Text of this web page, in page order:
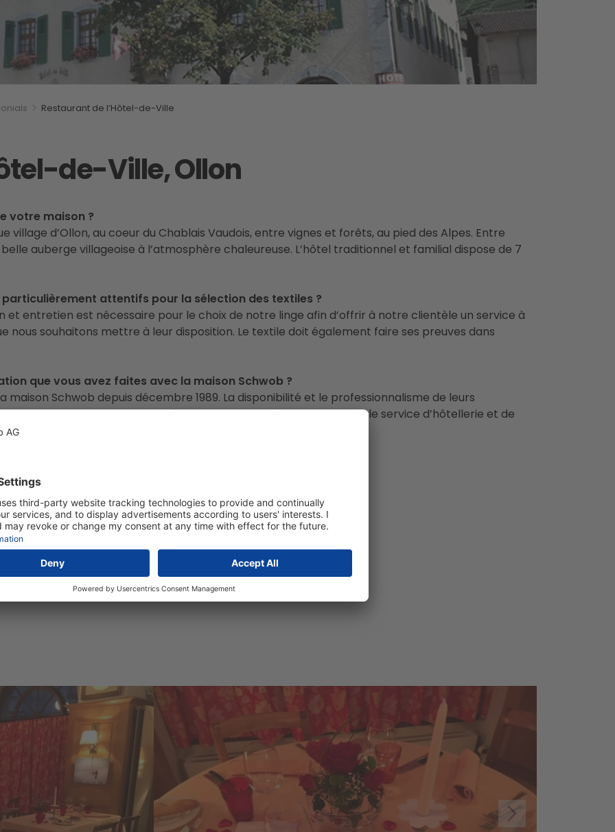
Restaurant de l‘Hôtel-de-Ville
de-Ville, Ollon
votre maison ?
d’Ollon, au coeur du Chablais Vaudois, entre vignes et forêts, au pied des Alpes. Entre
auberge villageoise à l’atmosphère chaleureuse. L’hôtel traditionnel et familial dispose de 7
attentifs pour la sélection des textiles ?
et entretien est nécessaire pour le choix de notre linge afin d’offrir à notre clientèle un service à
souhaitons mettre à leur disposition. Le textile doit également faire ses preuves dans
que vous avez faites avec la maison Schwob ?
Schwob depuis décembre 1989. La disponibilité et le professionnalisme de leurs
choix et de la grande qualité des produits mis à disposition pour le service d’hôtellerie et de